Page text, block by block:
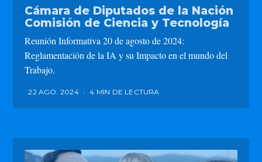
Cámara de Diputados de la Nación
Comisión de Ciencia y Tecnología
Reunión Informativa 20 de agosto de 2024:
Reglamentación de la IA y su Impacto en el mundo del
Trabajo.
22 AGO. 2024 • 4 MIN DE LECTURA